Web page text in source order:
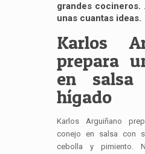
grandes cocineros.
unas cuantas ideas.
Karlos
prepara
en
hígado
Karlos Arguiñano
conejo en salsa con
cebolla y pimiento.